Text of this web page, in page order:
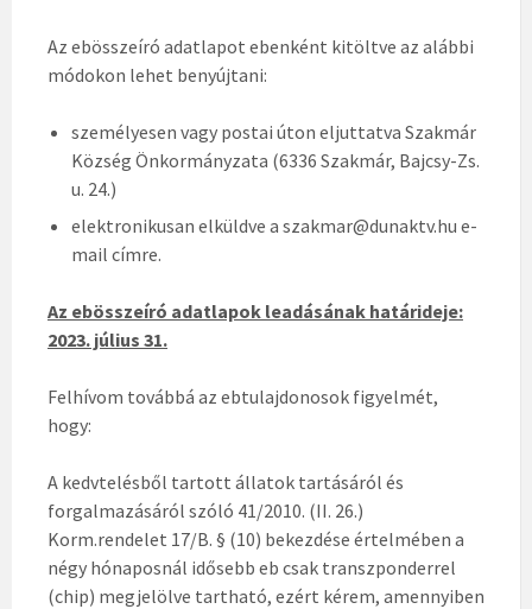
Az ebösszeíró adatlapot ebenként kitöltve az alábbi
módokon lehet benyújtani:
személyesen vagy postai úton eljuttatva Szakmár
Község Önkormányzata (6336 Szakmár, Bajcsy-Zs.
u. 24.)
elektronikusan elküldve a szakmar@dunaktv.hu e-
mail címre.
Az ebösszeíró adatlapok leadásának határideje:
2023. július 31.
Felhívom továbbá az ebtulajdonosok figyelmét,
hogy:
A kedvtelésből tartott állatok tartásáról és
forgalmazásáról szóló 41/2010. (II. 26.)
Korm.rendelet 17/B. § (10) bekezdése értelmében a
négy hónaposnál idősebb eb csak transzponderrel
(chip) megjelölve tartható, ezért kérem, amennyiben